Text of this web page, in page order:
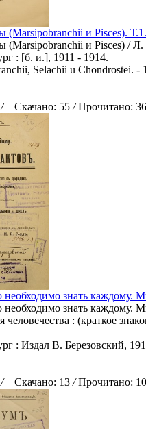
и Pisces). Т.1.
и Pisces) / Л.
: [б. и.], 1911 - 1914.
Selachii u Chondrostei.
/Скачано: 55 /Прочитано: 36
необходимо знать каждому.
знать каждому.
человечества : (краткое
: Издал В. Березовский,
/Скачано: 13 /Прочитано: 10